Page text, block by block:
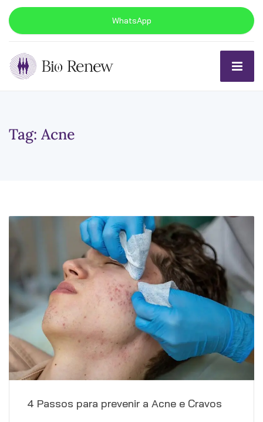
WhatsApp
Tag: Acne
4 Passos para prevenir a Acne e Cravos